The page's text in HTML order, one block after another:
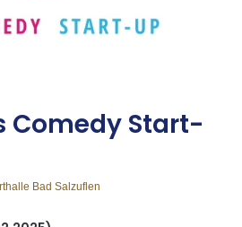
Come­dy Start-
Bad Salzuflen